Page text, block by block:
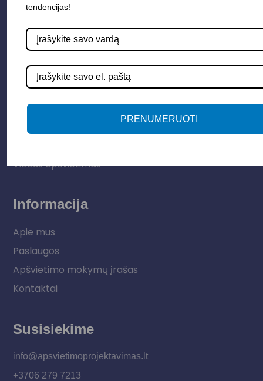
Apšvietimo sistemos
Elektros instaliacija
Vidaus apšvietimas
Informacija
Apie mus
Paslaugos
Apšvietimo mokymų įrašas
Kontaktai
Susisiekime
info@apsvietimoprojektavimas.lt
+3706 279 7213
tendencijas!
PRENUMERUOTI